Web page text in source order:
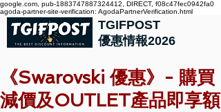
google.com, pub-1883747887324412, DIRECT, f08c47fec0942fa0
agoda-partner-site-verification: AgodaPartnerVerification.html
TGIFPOST
優惠情報2026
《Swarovski 優惠》- 購買
減價及OUTLET產品即享額